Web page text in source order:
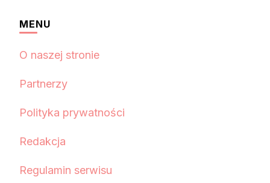
MENU
O naszej stronie
Partnerzy
Polityka prywatności
Redakcja
Regulamin serwisu